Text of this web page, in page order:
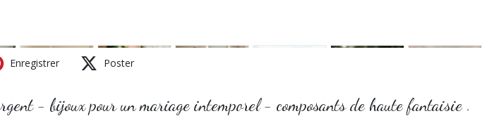
Enregistrer Poster
- bijoux pour un mariage intemporel - composants de haute fantaisie .